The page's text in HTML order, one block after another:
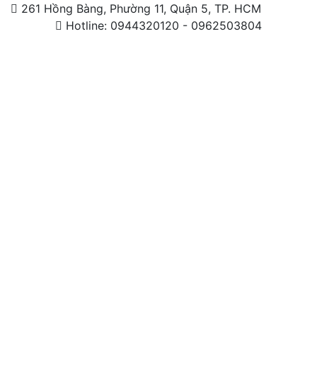
261 Hồng Bàng, Phường 11, Quận 5, TP. HCM
Hotline: 0944320120 - 0962503804